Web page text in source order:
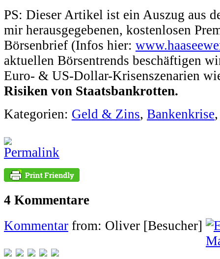
PS: Dieser Artikel ist ein Auszug aus
mir herausgegebenen, kostenlosen
Börsenbrief (Infos hier:
aktuellen Börsentrends beschäftigen
Euro- & US-Dollar-Krisenszenarien
Risiken von Staatsbankrotten.
Kategorien: Geld & Zins, Bankenkrise
4 Kommentare
Kommentar from: Oliver [Besucher]